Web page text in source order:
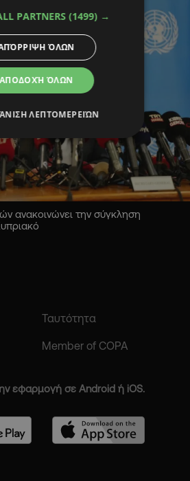
ανακοινώνει την σύγκληση
Ταυτότητα
Member of COPA
εφαρμογή σε Android ή iOS.
PARTNERS (1499) →
ΑΠΟΔΟΧΉ ΌΛΩΝ
ΌΛΩΝ
ΛΕΠΤΟΜΕΡΕΙΏΝ